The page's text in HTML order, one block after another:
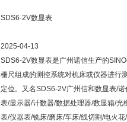
SDS6-2V数显表
2025-04-13
SDS6-2V数显表是广州诺信生产的
栅尺组成的测控系统对机床或仪器进行
定位。又名SDS6-2V广州信和数显表/诺
表/显示器/计数器/数据处理器/数显箱/光
表/仪器表/铣床/磨床/车床/线切割/电火花